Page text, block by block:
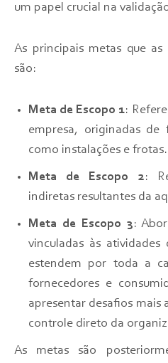
um papel crucial na
As principais metas que
são:
Meta de Escopo 1:
empresa, originadas de
como instalações e frotas.
Meta de Escopo 2:
indiretas resultantes da
Meta de Escopo 3:
vinculadas às
estendem por toda a
fornecedores e
apresentar desafios mais
controle direto da
As metas são